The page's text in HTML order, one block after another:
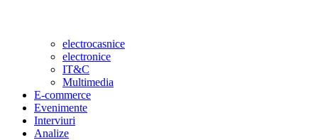
electrocasnice
electronice
IT&C
Multimedia
E-commerce
Evenimente
Interviuri
Analize